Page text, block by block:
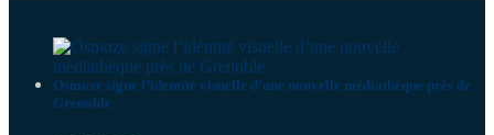
Osmoze signe l’identité visuelle d’une nouvelle médiathèque près de
Grenoble